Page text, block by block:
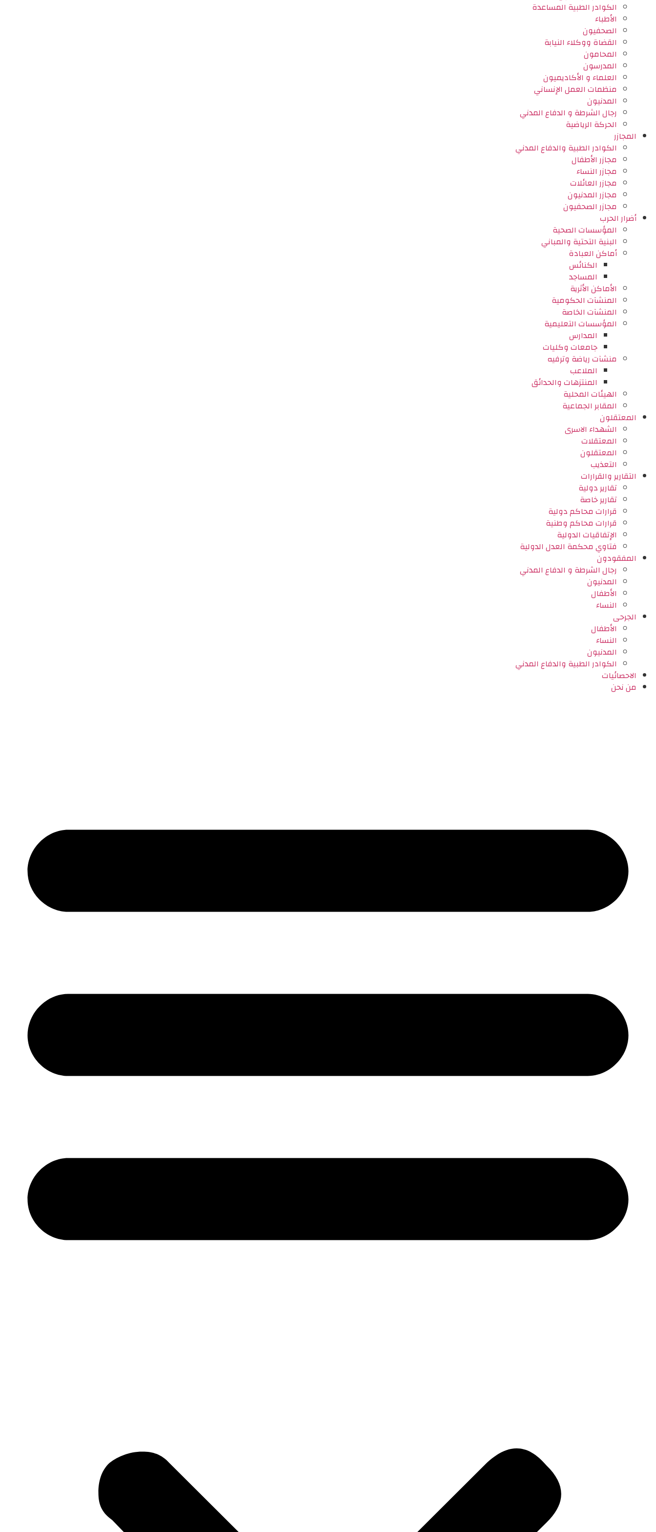
الكوادر الطبية المساعدة
الأطباء
الصحفيون
القضاة ووكلاء النيابة
المحامون
المدرسون
العلماء و الأكاديميون
منظمات العمل الإنساني
المدنيون
رجال الشرطة و الدفاع المدني
الحركة الرياضية
المجازر
الكوادر الطبية والدفاع المدني
مجازر الأطفال
مجازر النساء
مجازر العائلات
مجازر المدنيون
مجازر الصحفيون
أضرار الحرب
المؤسسات الصحية
البنية التحتية والمباني
أماكن العبادة
الكنائس
المساجد
الأماكن الأثرية
المنشآت الحكومية
المنشآت الخاصة
المؤسسات التعليمية
المدارس
جامعات وكليات
منشآت رياضة وترفيه
الملاعب
المنتزهات والحدائق
الهيئات المحلية
المقابر الجماعية
المعتقلون
الشهداء الاسرى
المعتقلات
المعتقلون
التعذيب
التقارير والقرارات
تقارير دولية
تقارير خاصة
قرارات محاكم دولية
قرارات محاكم وطنية
الإتفاقيات الدولية
فتاوي محكمة العدل الدولية
المفقودون
رجال الشرطة و الدفاع المدني
المدنيون
الأطفال
النساء
الجرحى
الأطفال
النساء
المدنيون
الكوادر الطبية والدفاع المدني
الاحصائيات
من نحن